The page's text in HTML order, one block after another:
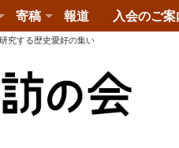
寄稿 報道 入会のご案
究する歴史愛好の集い